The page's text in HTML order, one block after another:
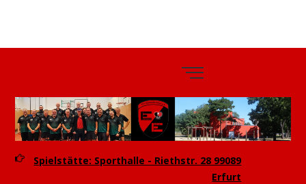
Spielstätte: Sporthalle - Riethstr. 28 99089
Erfurt